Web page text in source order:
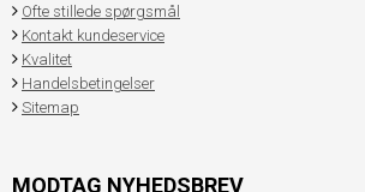
Ofte stillede spørgsmål
Kontakt kundeservice
Kvalitet
Handelsbetingelser
Sitemap
MODTAG NYHEDSBREV